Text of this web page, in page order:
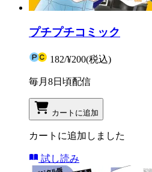
プチプチコミック
182/¥200(税込)
毎月8日頃配信
カートに追加
カートに追加しました
試し読み